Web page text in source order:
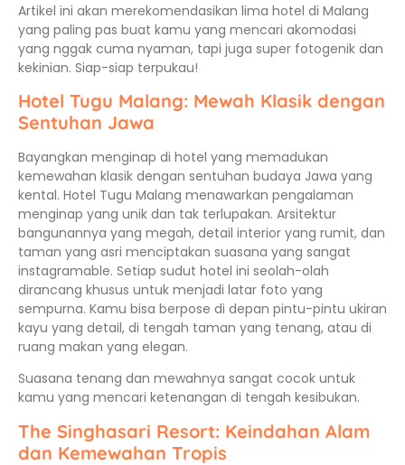
Artikel ini akan merekomendasikan lima hotel di Malang
yang paling pas buat kamu yang mencari akomodasi
yang nggak cuma nyaman, tapi juga super fotogenik dan
kekinian. Siap-siap terpukau!
Hotel Tugu Malang: Mewah Klasik dengan
Sentuhan Jawa
Bayangkan menginap di hotel yang memadukan
kemewahan klasik dengan sentuhan budaya Jawa yang
kental. Hotel Tugu Malang menawarkan pengalaman
menginap yang unik dan tak terlupakan. Arsitektur
bangunannya yang megah, detail interior yang rumit, dan
taman yang asri menciptakan suasana yang sangat
instagramable. Setiap sudut hotel ini seolah-olah
dirancang khusus untuk menjadi latar foto yang
sempurna. Kamu bisa berpose di depan pintu-pintu ukiran
kayu yang detail, di tengah taman yang tenang, atau di
ruang makan yang elegan.
Suasana tenang dan mewahnya sangat cocok untuk
kamu yang mencari ketenangan di tengah kesibukan.
The Singhasari Resort: Keindahan Alam
dan Kemewahan Tropis